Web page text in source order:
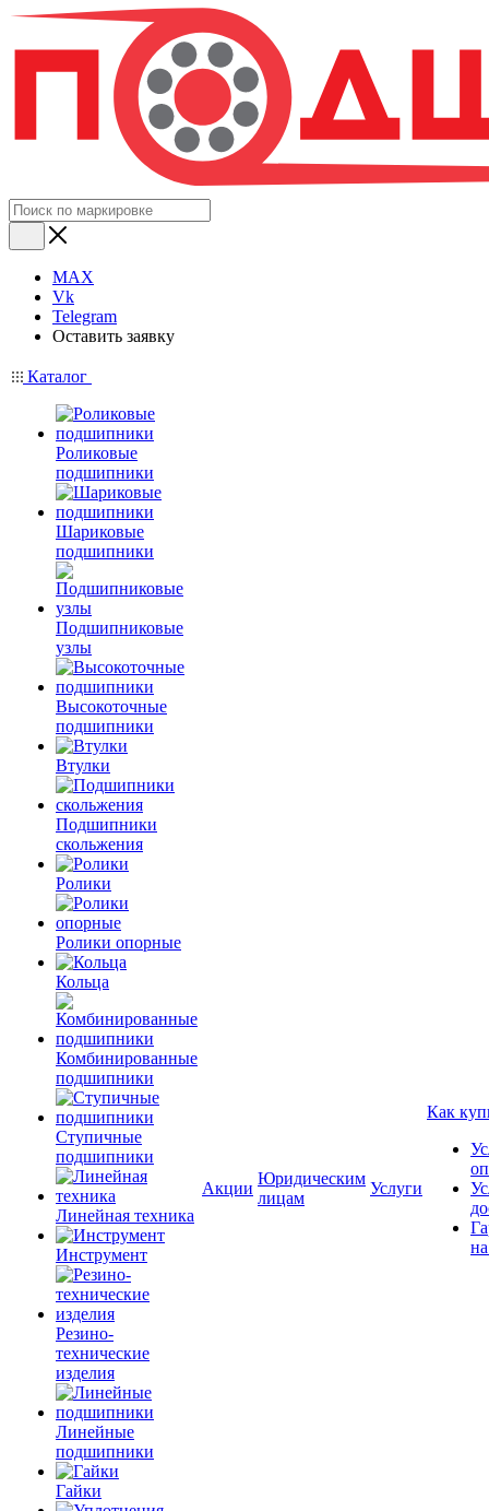
MAX
Vk
Telegram
Оставить заявку
Каталог
Роликовые
подшипники
Шариковые
подшипники
Подшипниковые
узлы
Высокоточные
подшипники
Втулки
Подшипники
скольжения
Ролики
Ролики опорные
Кольца
Комбинированные
подшипники
Ступичные
подшипники
Линейная техника
Инструмент
Резино-
технические
изделия
Линейные
подшипники
Гайки
Акции
Юридическим
лицам
Услуги
Как